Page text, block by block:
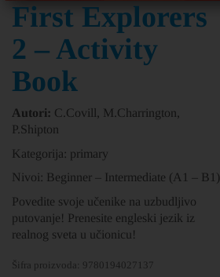
First Explorers
2 – Activity
Book
Autori: C.Covill, M.Charrington,
P.Shipton
Kategorija: primary
Nivoi: Beginner – Intermediate (A1 – B1)
Povedite svoje učenike na uzbudljivo
putovanje! Prenesite engleski jezik iz
realnog sveta u učionicu!
Šifra proizvoda: 9780194027137